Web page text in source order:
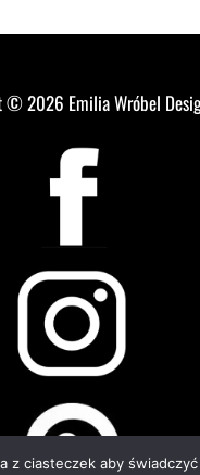
© 2026 Emilia Wróbel
z ciasteczek aby świadczyć